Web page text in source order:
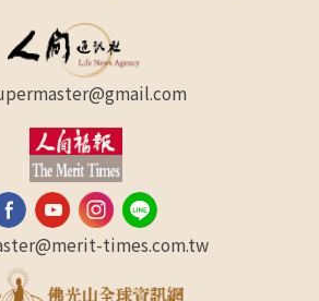
times.com.tw